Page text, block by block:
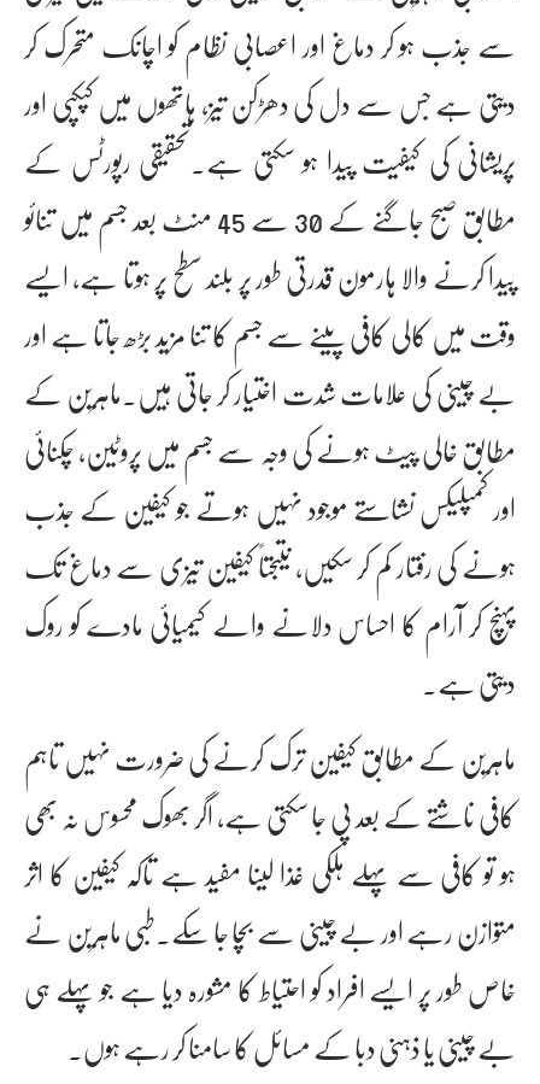
سے جذب ہو کر دماغ اور اعصابی نظام کو اچانک متحرک کر
دیتی ہے جس سے دل کی دھڑکن تیز، ہاتھوں میں کپکپی اور
پریشانی کی کیفیت پیدا ہو سکتی ہے۔تحقیقی رپورٹس کے
مطابق صبح جاگنے کے 30 سے 45 منٹ بعد جسم میں تنائو
پیدا کرنے والا ہارمون قدرتی طور پر بلند سطح پر ہوتا ہے، ایسے
وقت میں کالی کافی پینے سے جسم کا تنا مزید بڑھ جاتا ہے اور
بے چینی کی علامات شدت اختیار کر جاتی ہیں۔ماہرین کے
مطابق خالی پیٹ ہونے کی وجہ سے جسم میں پروٹین، چکنائی
اور کمپلیکس نشاستے موجود نہیں ہوتے جو کیفین کے جذب
ہونے کی رفتار کم کر سکیں، نتیجتاً کیفین تیزی سے دماغ تک
پہنچ کر آرام کا احساس دلانے والے کیمیائی مادے کو روک
دیتی ہے۔
ماہرین کے مطابق کیفین ترک کرنے کی ضرورت نہیں تاہم
کافی ناشتے کے بعد پی جا سکتی ہے، اگر بھوک محسوس نہ بھی
ہو تو کافی سے پہلے ہلکی غذا لینا مفید ہے تاکہ کیفین کا اثر
متوازن رہے اور بے چینی سے بچا جا سکے۔طبی ماہرین نے
خاص طور پر ایسے افراد کو احتیاط کا مشورہ دیا ہے جو پہلے ہی
بے چینی یا ذہنی دبا کے مسائل کا سامنا کر رہے ہوں۔